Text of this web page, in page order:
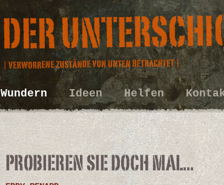
Wundern Ideen Helfen